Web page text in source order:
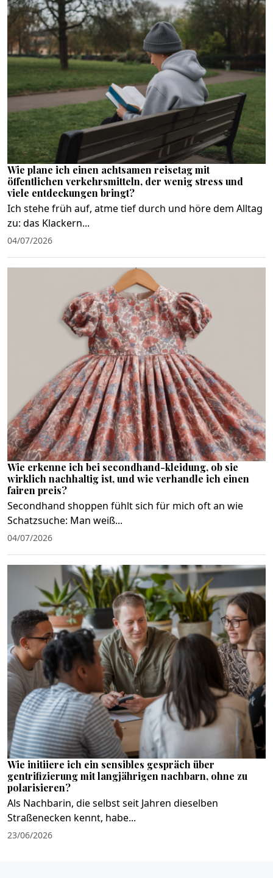
Wie plane ich einen achtsamen reisetag mit
öffentlichen verkehrsmitteln, der wenig stress und
viele entdeckungen bringt?
Ich stehe früh auf, atme tief durch und höre dem Alltag
zu: das Klackern...
04/07/2026
Wie erkenne ich bei secondhand-kleidung, ob sie
wirklich nachhaltig ist, und wie verhandle ich einen
fairen preis?
Secondhand shoppen fühlt sich für mich oft an wie
Schatzsuche: Man weiß...
04/07/2026
Wie initiiere ich ein sensibles gespräch über
gentrifizierung mit langjährigen nachbarn, ohne zu
polarisieren?
Als Nachbarin, die selbst seit Jahren dieselben
Straßenecken kennt, habe...
23/06/2026